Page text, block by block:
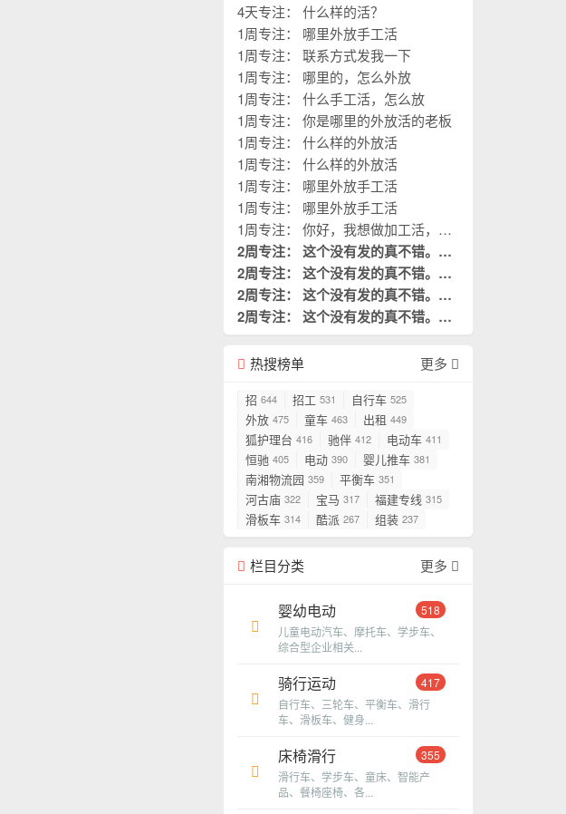
4天专注： 什么样的活？
1周专注： 哪里外放手工活
1周专注： 联系方式发我一下
1周专注： 哪里的，怎么外放
1周专注： 什么手工活，怎么放
1周专注： 你是哪里的外放活的老板
1周专注： 什么样的外放活
1周专注： 什么样的外放活
1周专注： 哪里外放手工活
1周专注： 哪里外放手工活
1周专注： 你好，我想做加工活，您
的厂子在哪？
2周专注： 这个没有发的真不错。这
是我需要阅读的。 置顶
2周专注： 这个没有发的真不错。这
是我需要阅读的。 置顶
2周专注： 这个没有发的真不错。这
是我需要阅读的。 置顶
2周专注： 这个没有发的真不错。这
是我需要阅读的。 置顶
热搜榜单 更多
招 644 招工 531 自行车 525
外放 475 童车 463 出租 449
狐护理台 416 驰伴 412 电动车 411
恒驰 405 电动 390 婴儿推车 381
南湘物流园 359 平衡车 351
河古庙 322 宝马 317 福建专线 315
滑板车 314 酷派 267 组装 237
栏目分类 更多
婴幼电动
518
儿童电动汽车、摩托车、学步车、
综合型企业相关...
骑行运动
417
自行车、三轮车、平衡车、滑行
车、滑板车、健身...
床椅滑行
355
滑行车、学步车、童床、智能产
品、餐椅座椅、各...